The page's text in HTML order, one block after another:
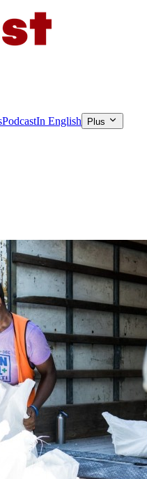
PodcastIn English Plus